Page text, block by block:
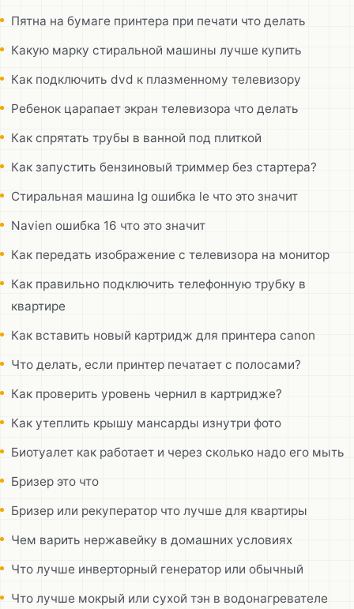
Пятна на бумаге принтера при печати что делать
Какую марку стиральной машины лучше купить
Как подключить dvd к плазменному телевизору
Ребенок царапает экран телевизора что делать
Как спрятать трубы в ванной под плиткой
Как запустить бензиновый триммер без стартера?
Стиральная машина lg ошибка le что это значит
Navien ошибка 16 что это значит
Как передать изображение с телевизора на монитор
Как правильно подключить телефонную трубку в
квартире
Как вставить новый картридж для принтера canon
Что делать, если принтер печатает с полосами?
Как проверить уровень чернил в картридже?
Как утеплить крышу мансарды изнутри фото
Биотуалет как работает и через сколько надо его мыть
Бризер это что
Бризер или рекуператор что лучше для квартиры
Чем варить нержавейку в домашних условиях
Что лучше инверторный генератор или обычный
Что лучше мокрый или сухой тэн в водонагревателе